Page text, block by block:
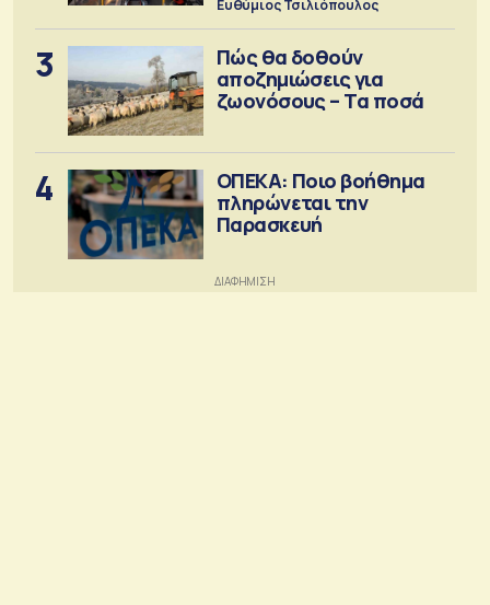
Ευθύμιος Τσιλιόπουλος
3
Πώς θα δοθούν
αποζημιώσεις για
ζωονόσους – Τα ποσά
4
ΟΠΕΚΑ: Ποιο βοήθημα
πληρώνεται την
Παρασκευή